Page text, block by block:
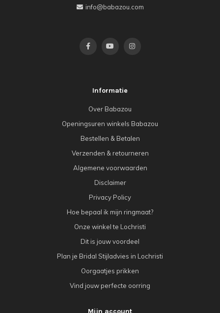
info@babazou.com
Informatie
Over Babazou
Openingsuren winkels Babazou
Bestellen & Betalen
Verzenden & retourneren
Algemene voorwaarden
Disclaimer
Privacy Policy
Hoe bepaal ik mijn ringmaat?
Onze winkel te Lochristi
Dit is jouw voordeel
Plan je Bridal Stijladvies in Lochristi
Oorgaatjes prikken
Vind jouw perfecte oorring
Mijn account